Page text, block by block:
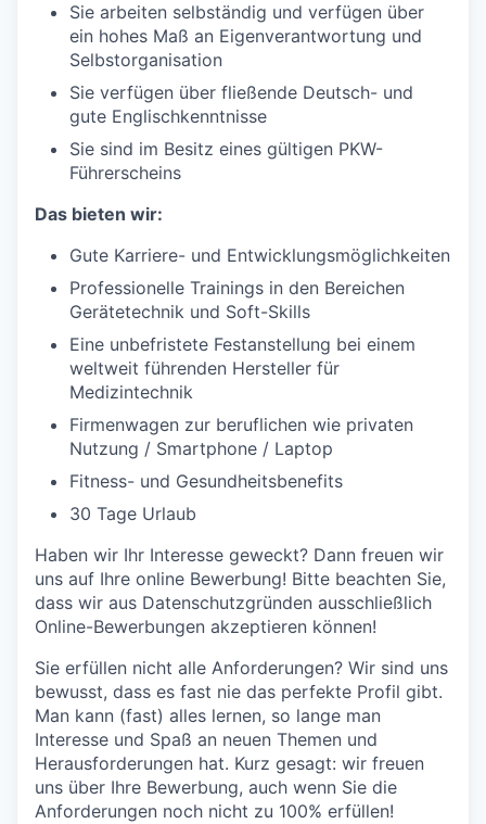
Sie arbeiten selbständig und verfügen über
ein hohes Maß an Eigenverantwortung und
Selbstorganisation
Sie verfügen über fließende Deutsch- und
gute Englischkenntnisse
Sie sind im Besitz eines gültigen PKW-
Führerscheins
Das bieten wir:
Gute Karriere- und Entwicklungsmöglichkeiten
Professionelle Trainings in den Bereichen
Gerätetechnik und Soft-Skills
Eine unbefristete Festanstellung bei einem
weltweit führenden Hersteller für
Medizintechnik
Firmenwagen zur beruflichen wie privaten
Nutzung / Smartphone / Laptop
Fitness- und Gesundheitsbenefits
30 Tage Urlaub
Haben wir Ihr Interesse geweckt? Dann freuen wir
uns auf Ihre online Bewerbung! Bitte beachten Sie,
dass wir aus Datenschutzgründen ausschließlich
Online-Bewerbungen akzeptieren können!
Sie erfüllen nicht alle Anforderungen? Wir sind uns
bewusst, dass es fast nie das perfekte Profil gibt.
Man kann (fast) alles lernen, so lange man
Interesse und Spaß an neuen Themen und
Herausforderungen hat. Kurz gesagt: wir freuen
uns über Ihre Bewerbung, auch wenn Sie die
Anforderungen noch nicht zu 100% erfüllen!